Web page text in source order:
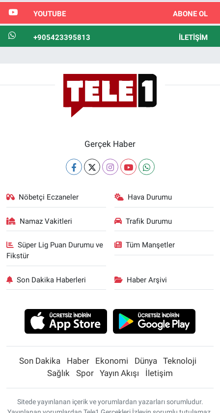
YOUTUBE ABONE OL
+905423395813 İLETIŞIM
Gerçek Haber
Nöbetçi Eczaneler Hava Durumu
Namaz Vakitleri Trafik Durumu
Süper Lig Puan Durumu ve
Fikstür
Tüm Manşetler
Son Dakika Haberleri Haber Arşivi
Son Dakika Haber Ekonomi Dünya
Teknoloji
Sağlık
Spor Yayın Akışı İletişim
Sitede yayınlanan içerik ve yorumlardan yazarları sorumludur.